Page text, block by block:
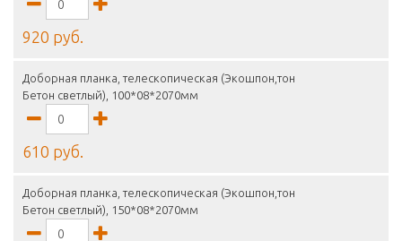
920 руб.
Доборная планка, телескопическая (Экошпон,тон
Бетон светлый), 100*08*2070мм
610 руб.
Доборная планка, телескопическая (Экошпон,тон
Бетон светлый), 150*08*2070мм